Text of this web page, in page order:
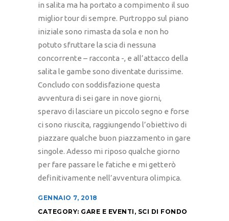
in salita ma ha portato a compimento il suo
miglior tour di sempre. Purtroppo sul piano
iniziale sono rimasta da sola e non ho
potuto sfruttare la scia di nessuna
concorrente – racconta -, e all’attacco della
salita le gambe sono diventate durissime.
Concludo con soddisfazione questa
avventura di sei gare in nove giorni,
speravo di lasciare un piccolo segno e forse
ci sono riuscita, raggiungendo l’obiettivo di
piazzare qualche buon piazzamento in gare
singole. Adesso mi riposo qualche giorno
per fare passare le fatiche e mi getterò
definitivamente nell’avventura olimpica.
GENNAIO 7, 2018
CATEGORY: GARE E EVENTI , SCI DI FONDO